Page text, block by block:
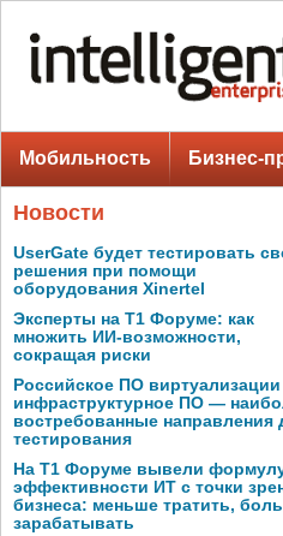
Мобильность Бизнес-
Новости
UserGate будет тестировать
решения при помощи
оборудования Xinertel
Эксперты на Т1 Форуме: как
множить ИИ-возможности,
сокращая риски
Российское ПО виртуализации
инфраструктурное ПО —
востребованные направления
тестирования
На Т1 Форуме вывели
эффективности ИТ с точки
бизнеса: меньше тратить,
зарабатывать